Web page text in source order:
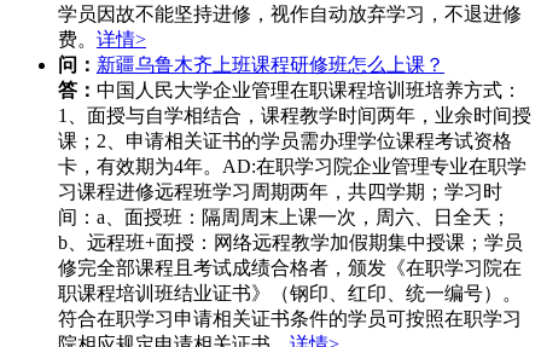
学员因故不能坚持进修，视作自动放弃学习，不退进修
费。 详情>
问： 新疆乌鲁木齐上班课程研修班怎么上课？
答： 中国人民大学企业管理在职课程培训班培养方式：
1、面授与自学相结合，课程教学时间两年，业余时间授
课；2、申请相关证书的学员需办理学位课程考试资格
卡，有效期为4年。AD:在职学习院企业管理专业在职学
习课程进修远程班学习周期两年，共四学期；学习时
间：a、面授班：隔周周末上课一次，周六、日全天；
b、远程班+面授：网络远程教学加假期集中授课；学员
修完全部课程且考试成绩合格者，颁发《在职学习院在
职课程培训班结业证书》（钢印、红印、统一编号）。
符合在职学习申请相关证书条件的学员可按照在职学习